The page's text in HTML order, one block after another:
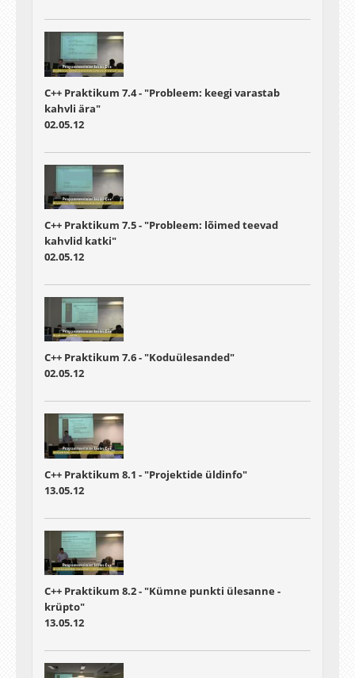
C++ Praktikum 7.4 - "Probleem: keegi varastab
kahvli ära"
02.05.12
C++ Praktikum 7.5 - "Probleem: lõimed teevad
kahvlid katki"
02.05.12
C++ Praktikum 7.6 - "Koduülesanded"
02.05.12
C++ Praktikum 8.1 - "Projektide üldinfo"
13.05.12
C++ Praktikum 8.2 - "Kümne punkti ülesanne -
krüpto"
13.05.12